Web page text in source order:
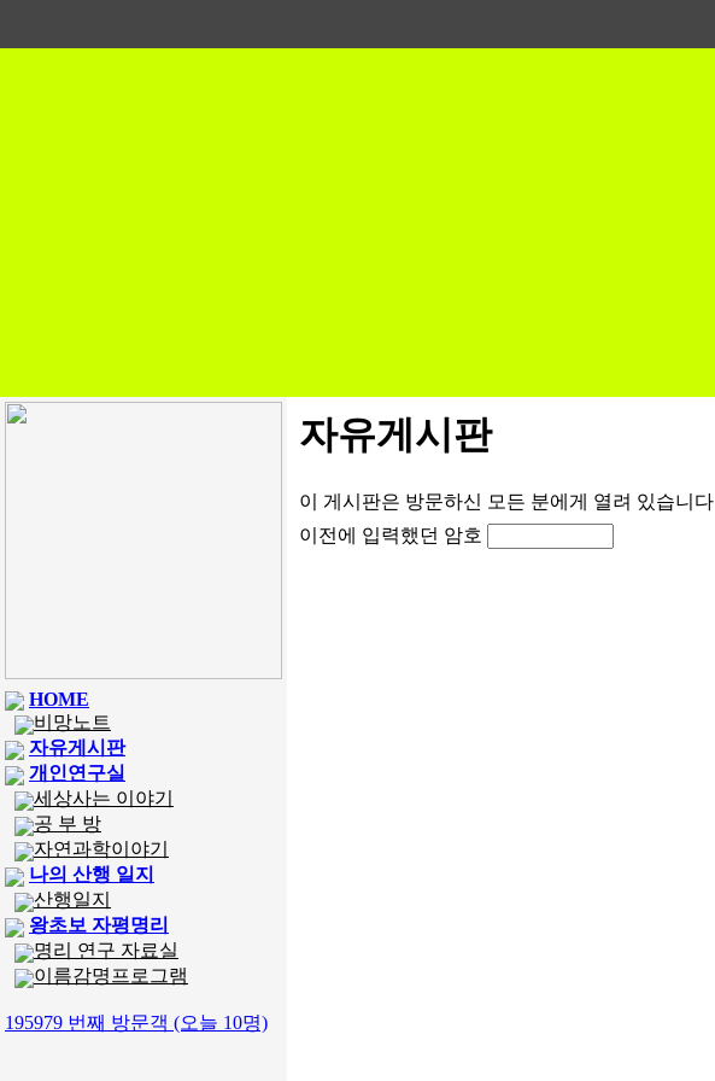
HOME
비망노트
자유게시판
개인연구실
세상사는 이야기
공 부 방
자연과학이야기
나의 산행 일지
산행일지
왕초보 자평명리
명리 연구 자료실
이름감명프로그램
195979 번째 방문객 (오늘 10명)
자유게시판
이 게시판은 방문하신 모든 분에게 열려 있습니다
이전에 입력했던 암호